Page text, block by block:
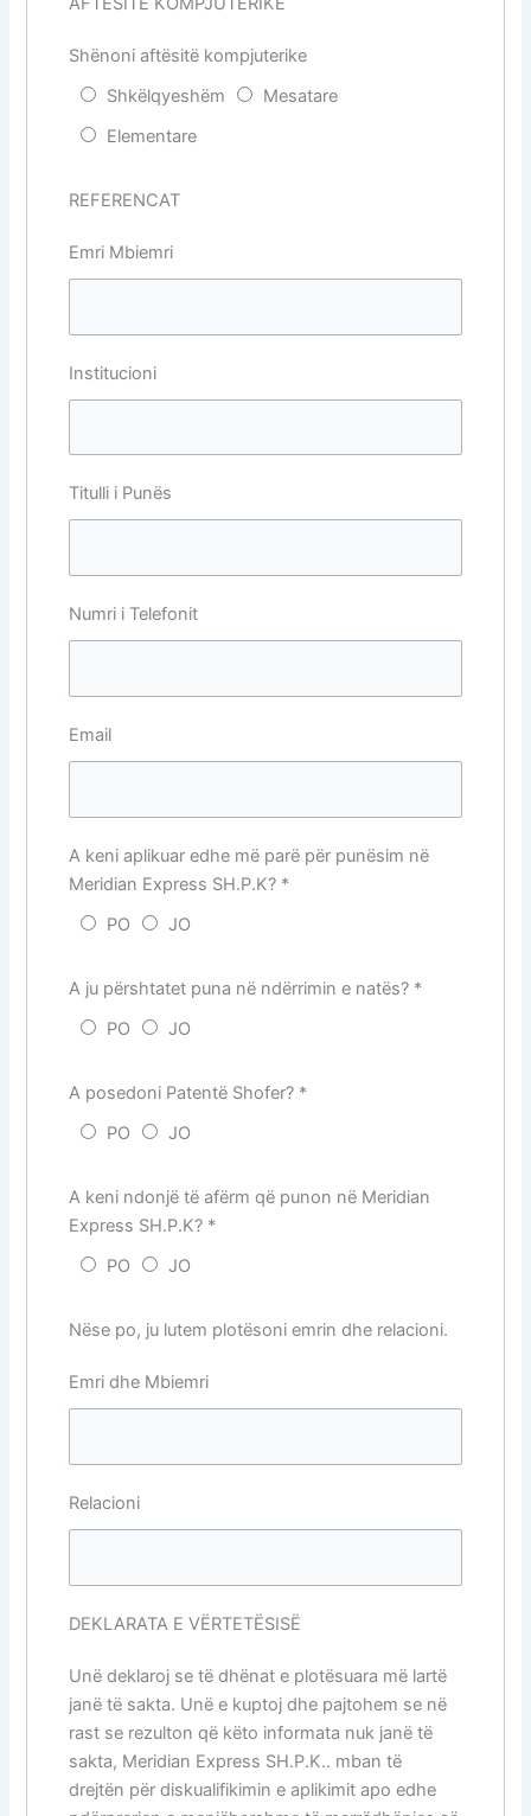
Shënoni aftësitë kompjuterike
Shkëlqyeshëm
Mesatare
Elementare
REFERENCAT
Emri Mbiemri
Institucioni
Titulli i Punës
Numri i Telefonit
Email
A keni aplikuar edhe më parë për punësim në
Meridian Express SH.P.K? *
PO
JO
A ju përshtatet puna në ndërrimin e natës? *
PO
JO
A posedoni Patentë Shofer? *
PO
JO
A keni ndonjë të afërm që punon në Meridian
Express SH.P.K? *
PO
JO
Nëse po, ju lutem plotësoni emrin dhe relacioni.
Emri dhe Mbiemri
Relacioni
DEKLARATA E VËRTETËSISË
Unë deklaroj se të dhënat e plotësuara më lartë
janë të sakta. Unë e kuptoj dhe pajtohem se në
rast se rezulton që këto informata nuk janë të
sakta, Meridian Express SH.P.K.. mban të
drejtën për diskualifikimin e aplikimit apo edhe